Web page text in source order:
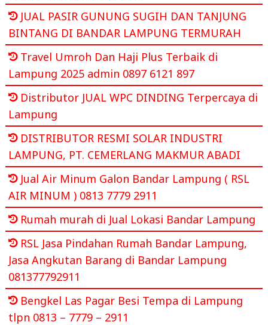
JUAL PASIR GUNUNG SUGIH DAN TANJUNG
BINTANG DI BANDAR LAMPUNG TERMURAH
Travel Umroh Dan Haji Plus Terbaik di
Lampung 2025 admin 0897 6121 897
Distributor JUAL WPC DINDING Terpercaya di
Lampung
DISTRIBUTOR RESMI SOLAR INDUSTRI
LAMPUNG, PT. CEMERLANG MAKMUR ABADI
Jual Air Minum Galon Bandar Lampung ( RSL
AIR MINUM ) 0813 7779 2911
Rumah murah di Jual Lokasi Bandar Lampung
RSL Jasa Pindahan Rumah Bandar Lampung,
Jasa Angkutan Barang di Bandar Lampung
081377792911
Bengkel Las Pagar Besi Tempa di Lampung
tlpn 0813 – 7779 – 2911